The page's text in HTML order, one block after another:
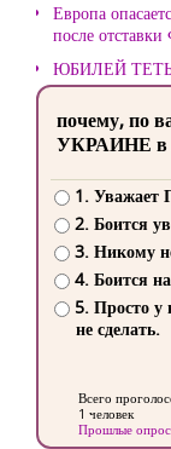
Европа
после
ЮБИЛЕЙ
почему, по
УКРАИНЕ в
1. Уважает
2. Боится
3. Никому
4. Боится
5. Просто у
не сделать.
Всего
1 человек
Прошлые